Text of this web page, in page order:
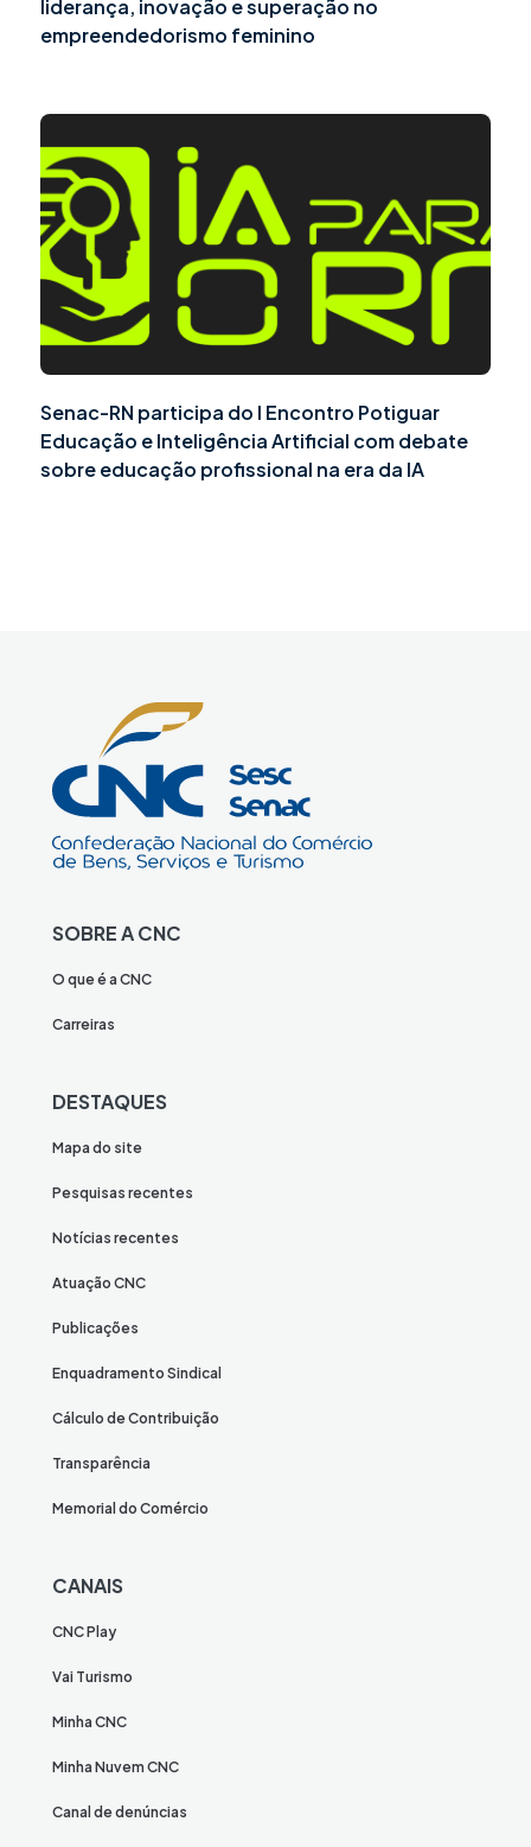
liderança, inovação e superação no
empreendedorismo feminino
Senac-RN participa do I Encontro Potiguar
Educação e Inteligência Artificial com debate
sobre educação profissional na era da IA
SOBRE A CNC
O que é a CNC
Carreiras
DESTAQUES
Mapa do site
Pesquisas recentes
Notícias recentes
Atuação CNC
Publicações
Enquadramento Sindical
Cálculo de Contribuição
Transparência
Memorial do Comércio
CANAIS
CNC Play
Vai Turismo
Minha CNC
Minha Nuvem CNC
Canal de denúncias